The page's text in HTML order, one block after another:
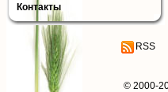
Контакты
RSS
© 2000-